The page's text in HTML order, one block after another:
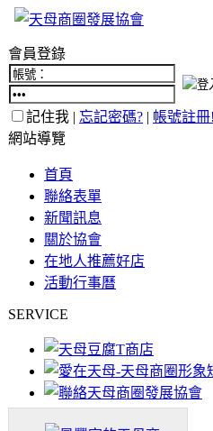
會員登錄
記住我 | 忘記密碼? | 帳號註冊!
網站導覽
首頁
聯絡表單
新聞訊息
關於協會
在地人推薦好店
活動行事曆
SERVICE